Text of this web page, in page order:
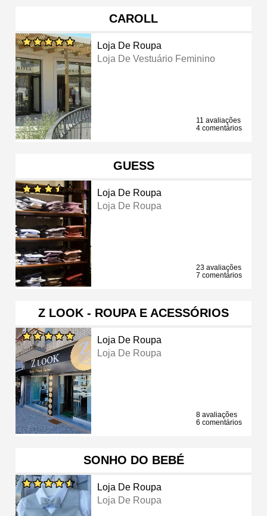
CAROLL
Loja De Roupa
Loja De Vestuário Feminino
11 avaliações
4 comentários
GUESS
Loja De Roupa
Loja De Roupa
23 avaliações
7 comentários
Z LOOK - ROUPA E ACESSÓRIOS
Loja De Roupa
Loja De Roupa
8 avaliações
6 comentários
SONHO DO BEBÉ
Loja De Roupa
Loja De Roupa